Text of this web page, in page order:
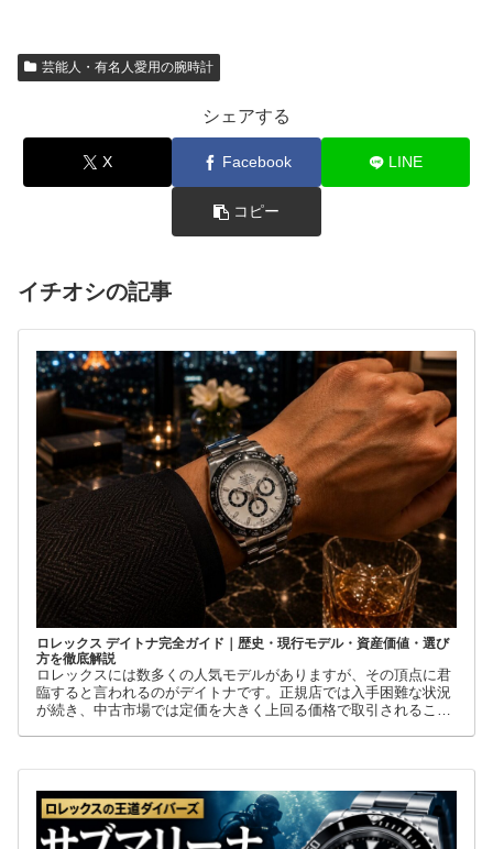
芸能人・有名人愛用の腕時計
シェアする
X Facebook LINE
コピー
イチオシの記事
ロレックス デイトナ完全ガイド｜歴史・現行モデル・資産価値・選び
方を徹底解説
ロレックスには数多くの人気モデルがありますが、その頂点に君
臨すると言われるのがデイトナです。正規店では入手困難な状況
が続き、中古市場では定価を大きく上回る価格で取引されること